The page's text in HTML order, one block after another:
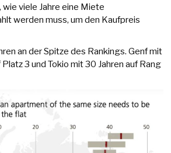
viele Jahre eine Miete
werden muss, um den Kaufpreis
an der Spitze des Rankings. Genf mit
3 und Tokio mit 30 Jahren auf Rang